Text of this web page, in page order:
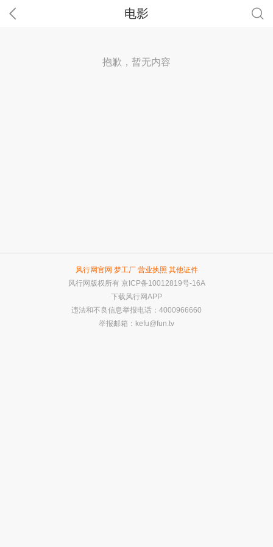
电影
抱歉，暂无内容
风行网官网 梦工厂 营业执照 其他证件
风行网版权所有 京ICP备10012819号-16A
下载风行网APP
违法和不良信息举报电话：4000966660
举报邮箱： kefu@fun.tv